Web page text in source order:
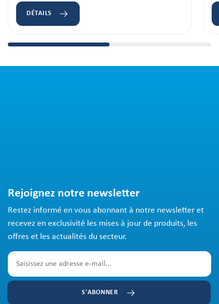
DÉTAILS
Rejoignez notre newsletter
Restez informé en vous abonnant à notre newsletter et
recevez en exclusivité les mises à jour de produits, les
offres et les actualités du secteur.
S'ABONNER